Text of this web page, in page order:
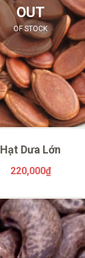
OUT
OF STOCK
Hạt Dưa Lớn
220,000₫